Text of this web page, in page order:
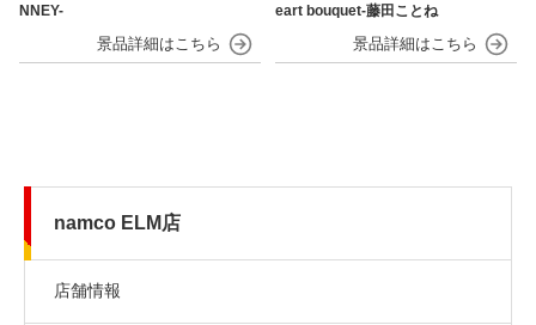
NNEY-
eart bouquet-藤田ことね
namco ELM店
店舗情報